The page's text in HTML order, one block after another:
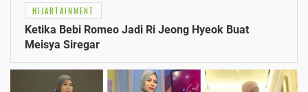
HIJABTAINMENT
Ketika Bebi Romeo Jadi Ri Jeong Hyeok Buat
Meisya Siregar